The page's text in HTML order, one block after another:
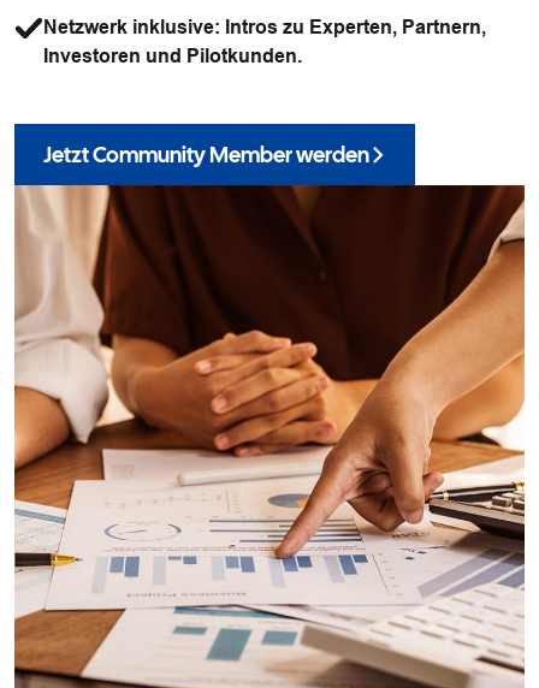
Netzwerk inklusive: Intros zu Experten, Partnern,
Investoren und Pilotkunden.
Jetzt Community Member werden